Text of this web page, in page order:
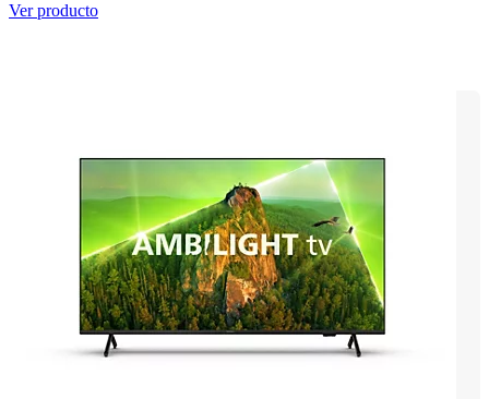
Ver producto